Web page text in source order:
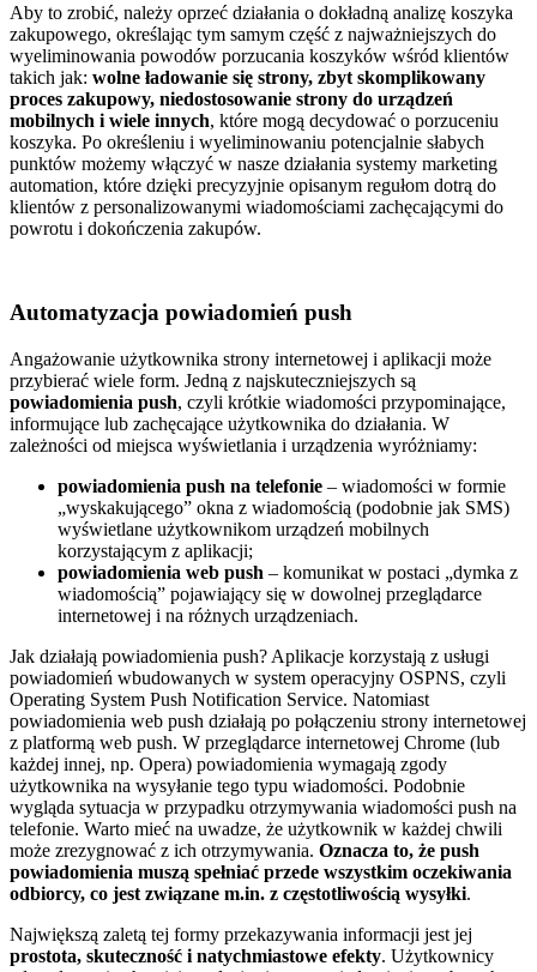
Aby to zrobić, należy oprzeć działania o dokładną analizę koszyka
zakupowego, określając tym samym część z najważniejszych do
wyeliminowania powodów porzucania koszyków wśród klientów
takich jak: wolne ładowanie się strony, zbyt skomplikowany
proces zakupowy, niedostosowanie strony do urządzeń
mobilnych i wiele innych, które mogą decydować o porzuceniu
koszyka. Po określeniu i wyeliminowaniu potencjalnie słabych
punktów możemy włączyć w nasze działania systemy marketing
automation, które dzięki precyzyjnie opisanym regułom dotrą do
klientów z personalizowanymi wiadomościami zachęcającymi do
powrotu i dokończenia zakupów.
Automatyzacja powiadomień push
Angażowanie użytkownika strony internetowej i aplikacji może
przybierać wiele form. Jedną z najskuteczniejszych są
powiadomienia push, czyli krótkie wiadomości przypominające,
informujące lub zachęcające użytkownika do działania. W
zależności od miejsca wyświetlania i urządzenia wyróżniamy:
powiadomienia push na telefonie – wiadomości w formie
„wyskakującego” okna z wiadomością (podobnie jak SMS)
wyświetlane użytkownikom urządzeń mobilnych
korzystającym z aplikacji;
powiadomienia web push – komunikat w postaci „dymka z
wiadomością” pojawiający się w dowolnej przeglądarce
internetowej i na różnych urządzeniach.
Jak działają powiadomienia push? Aplikacje korzystają z usługi
powiadomień wbudowanych w system operacyjny OSPNS, czyli
Operating System Push Notification Service. Natomiast
powiadomienia web push działają po połączeniu strony internetowej
z platformą web push. W przeglądarce internetowej Chrome (lub
każdej innej, np. Opera) powiadomienia wymagają zgody
użytkownika na wysyłanie tego typu wiadomości. Podobnie
wygląda sytuacja w przypadku otrzymywania wiadomości push na
telefonie. Warto mieć na uwadze, że użytkownik w każdej chwili
może zrezygnować z ich otrzymywania. Oznacza to, że push
powiadomienia muszą spełniać przede wszystkim oczekiwania
odbiorcy, co jest związane m.in. z częstotliwością wysyłki.
Największą zaletą tej formy przekazywania informacji jest jej
prostota, skuteczność i natychmiastowe efekty. Użytkownicy